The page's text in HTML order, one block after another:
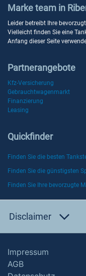
Marke team in
Leider betreibt Ihre
Vielleicht finden Sie eine
Anfang dieser Seite
Partnerangebote
Kfz-Versicherung
Gebrauchtwagenmarkt
Finanzierung
Leasing
Quickfinder
Finden Sie die besten
Finden Sie die günstigsten
Finden Sie Ihre bevorzugte
Disclaimer
Impressum
AGB